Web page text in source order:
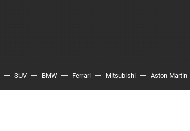
SUV BMW Ferrari Mitsubishi Aston Martin